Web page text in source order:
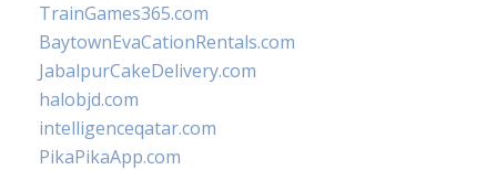
TrainGames365.com
BaytownEvaCationRentals.com
JabalpurCakeDelivery.com
halobjd.com
intelligenceqatar.com
PikaPikaApp.com